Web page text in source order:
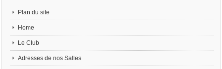
Plan du site
Home
Le Club
Adresses de nos Salles